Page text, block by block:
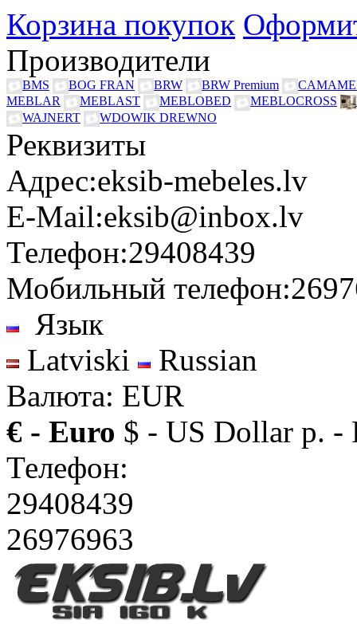
Корзина покупок
Производители
BMS BOG FRAN BRW BRW Premium
MEBLAR
MEBLAST MEBLOBED MEBLOCROSS
WAJNERT
WDOWIK DREWNO
Реквизиты
Адрес:eksib-mebeles.lv
E-Mail:eksib@inbox.lv
Телефон:29408439
Мобильный телефон:
Язык
Latviski
Russian
Валюта: EUR
€ - Euro $ - US Dollar р. -
Телефон:
29408439
26976963